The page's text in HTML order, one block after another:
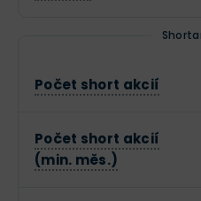
Počet short akcií
Počet short akcií
(min. měs.)